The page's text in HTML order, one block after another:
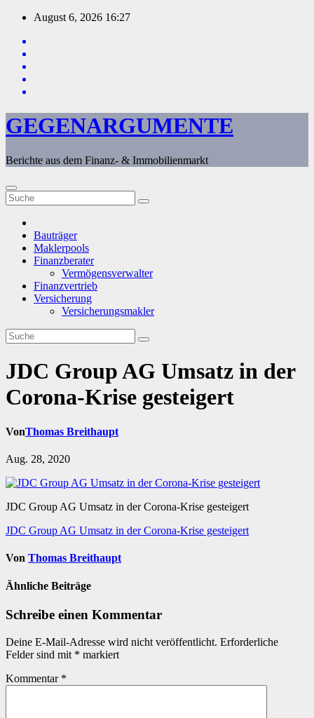
Zum
springen
August 6, 2026 16:27
GEGENARGUMENTE
Berichte aus dem Finanz- & Immobilienmarkt
Bauträger
Maklerpools
Finanzberater
Vermögensverwalter
Finanzvertrieb
Versicherung
Versicherungsmakler
JDC Group AG Umsatz in der
Corona-Krise gesteigert
VonThomas Breithaupt
Aug. 28, 2020
JDC Group AG Umsatz in der Corona-Krise gesteigert
Beitragsnavigation
JDC Group AG Umsatz in der Corona-Krise gesteigert
Von Thomas Breithaupt
Ähnliche Beiträge
Schreibe einen Kommentar
Deine E-Mail-Adresse wird nicht veröffentlicht. Erforderliche
Felder sind mit * markiert
Kommentar *